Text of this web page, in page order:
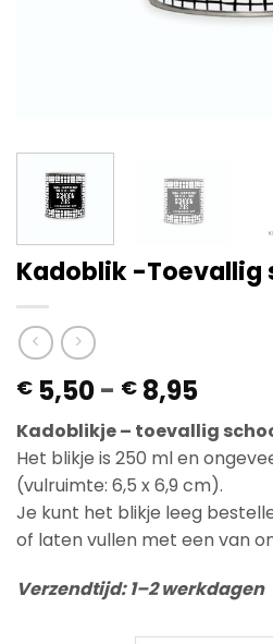
Kadoblik -Toevallig
€ 5,50- € 8,95
€ 5,50
tot
€
Kadoblikje – toevallig
Het blikje is 250 ml en
(vulruimte: 6,5 x 6,9 cm).
Je kunt het blikje leeg
of laten vullen met een van
Verzendtijd: 1–2 werkdagen